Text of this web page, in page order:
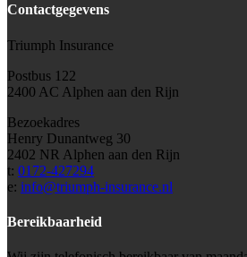
Contactgegevens
Triumph Insurance
Postbus 122
2400 AC Alphen aan den Rijn
Bezoekadres
Henry Dunantweg 30
2402 NR Alphen aan den Rijn
t: 0172-427294
e: info@triumph-insurance.nl
Bereikbaarheid